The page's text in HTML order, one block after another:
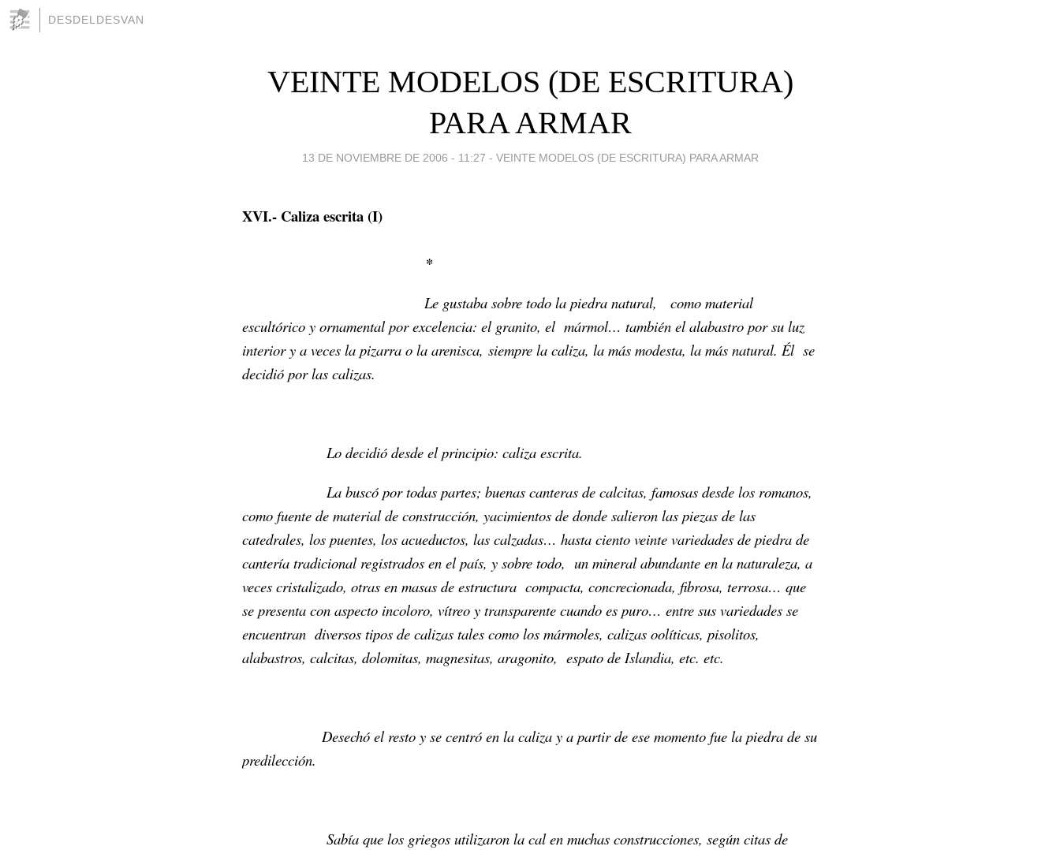
DESDELDESVAN
VEINTE MODELOS (DE ESCRITURA)
PARA ARMAR
13 DE NOVIEMBRE DE 2006 - 11:27 - VEINTE MODELOS (DE ESCRITURA) PARA ARMAR
XVI.- Caliza escrita (I)
*
Le gustaba sobre todo la piedra natural, como material
escultórico y ornamental por excelencia: el granito, el mármol… también el alabastro por su luz
interior y a veces la pizarra o la arenisca, siempre la caliza, la más modesta, la más natural. Él se
decidió por las calizas.
Lo decidió desde el principio: caliza escrita.
La buscó por todas partes; buenas canteras de calcitas, famosas desde los romanos,
como fuente de material de construcción, yacimientos de donde salieron las piezas de las
catedrales, los puentes, los acueductos, las calzadas… hasta ciento veinte variedades de piedra de
cantería tradicional registrados en el país, y sobre todo, un mineral abundante en la naturaleza, a
veces cristalizado, otras en masas de estructura compacta, concrecionada, fibrosa, terrosa… que
se presenta con aspecto incoloro, vítreo y transparente cuando es puro… entre sus variedades se
encuentran diversos tipos de calizas tales como los mármoles, calizas oolíticas, pisolitos,
alabastros, calcitas, dolomitas, magnesitas, aragonito, espato de Islandia, etc. etc.
Desechó el resto y se centró en la caliza y a partir de ese momento fue la piedra de su
predilección.
Sabía que los griegos utilizaron la cal en muchas construcciones, según citas de